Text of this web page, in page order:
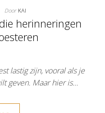
Door KAI
herinneringen
lastig zijn, vooral als je
geven. Maar hier is…